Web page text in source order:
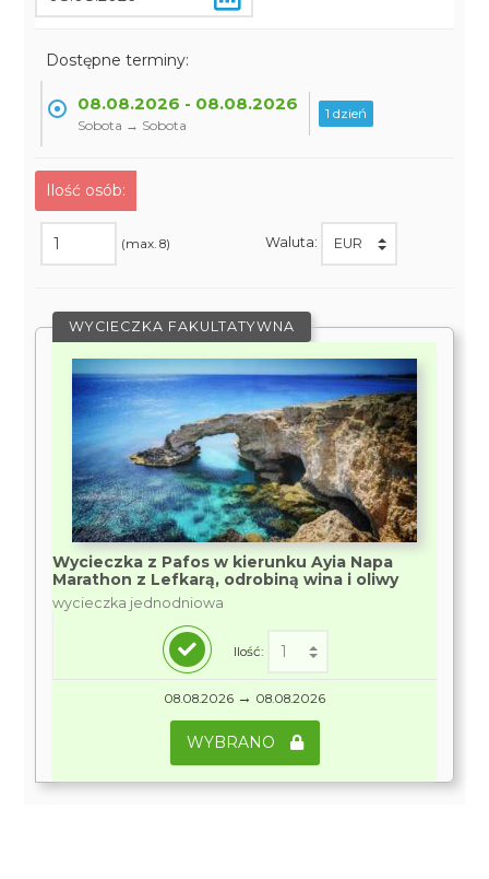
Dostępne terminy:
08.08.2026 - 08.08.2026
Sobota → Sobota
1 dzień
Ilość osób:
(max. 8) Waluta:
WYCIECZKA FAKULTATYWNA
Wycieczka z Pafos w kierunku Ayia Napa
Marathon z Lefkarą, odrobiną wina i oliwy
wycieczka jednodniowa
Ilość:
08.08.2026 → 08.08.2026
WYBRANO